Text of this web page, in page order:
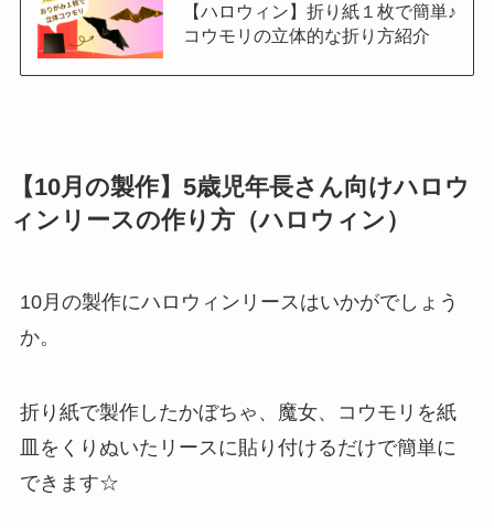
【ハロウィン】折り紙１枚で簡単♪
コウモリの立体的な折り方紹介
【10月の製作】5歳児年長さん向けハロウ
ィンリースの作り方（ハロウィン）
10月の製作にハロウィンリースはいかがでしょう
か。
折り紙で製作したかぼちゃ、魔女、コウモリを紙
皿をくりぬいたリースに貼り付けるだけで簡単に
できます☆